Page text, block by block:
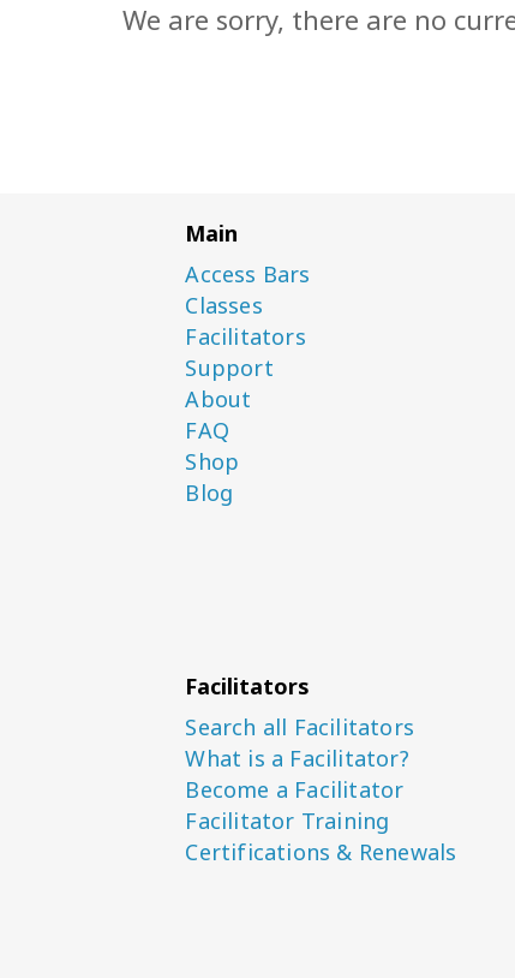
We are sorry, there are no
Main
Access Bars
Classes
Facilitators
Support
About
FAQ
Shop
Blog
Facilitators
Search all Facilitators
What is a Facilitator?
Become a Facilitator
Facilitator Training
Certifications & Renewals